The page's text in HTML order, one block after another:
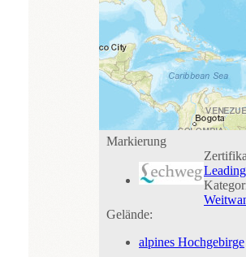
Markierung
Gelände:
alpines Hochgebirge